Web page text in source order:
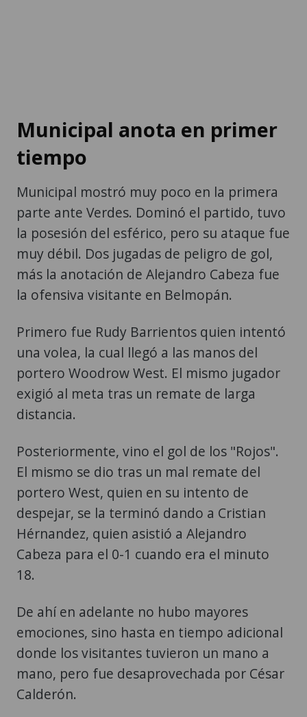
Municipal anota en primer
tiempo
Municipal mostró muy poco en la primera
parte ante Verdes. Dominó el partido, tuvo
la posesión del esférico, pero su ataque fue
muy débil. Dos jugadas de peligro de gol,
más la anotación de Alejandro Cabeza fue
la ofensiva visitante en Belmopán.
Primero fue Rudy Barrientos quien intentó
una volea, la cual llegó a las manos del
portero Woodrow West. El mismo jugador
exigió al meta tras un remate de larga
distancia.
Posteriormente, vino el gol de los "Rojos".
El mismo se dio tras un mal remate del
portero West, quien en su intento de
despejar, se la terminó dando a Cristian
Hérnandez, quien asistió a Alejandro
Cabeza para el 0-1 cuando era el minuto
18.
De ahí en adelante no hubo mayores
emociones, sino hasta en tiempo adicional
donde los visitantes tuvieron un mano a
mano, pero fue desaprovechada por César
Calderón.